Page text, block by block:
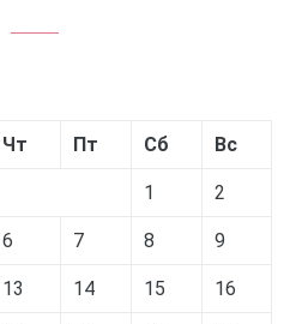
Чт Пт Сб Вс
1 2
6 7 8 9
13 14 15 16